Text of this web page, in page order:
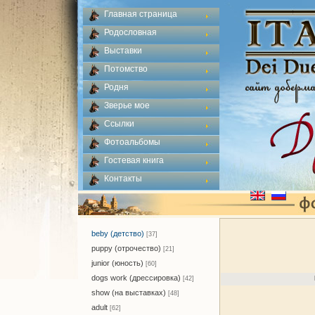
Главная страница
Родословная
Выставки
Потомство
Родня
Зверье мое
Ссылки
Фотоальбомы
Гостевая книга
Контакты
beby (детство) [37]
puppy (отрочество) [21]
junior (юность) [60]
dogs work (дрессировка) [42]
show (на выставках) [48]
adult [62]